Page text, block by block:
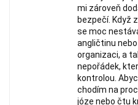
mi zároveň
bezpečí. Když
se moc
angličtinu
organizaci, a
nepořádek,
kontrolou.
chodím na
józe nebo čtu